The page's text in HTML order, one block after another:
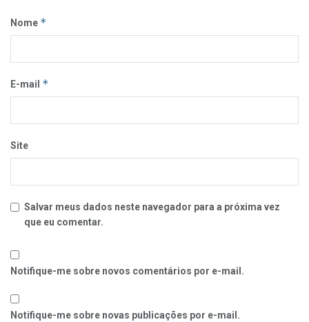
Nome *
E-mail *
Site
Salvar meus dados neste navegador para a próxima vez
que eu comentar.
Notifique-me sobre novos comentários por e-mail.
Notifique-me sobre novas publicações por e-mail.